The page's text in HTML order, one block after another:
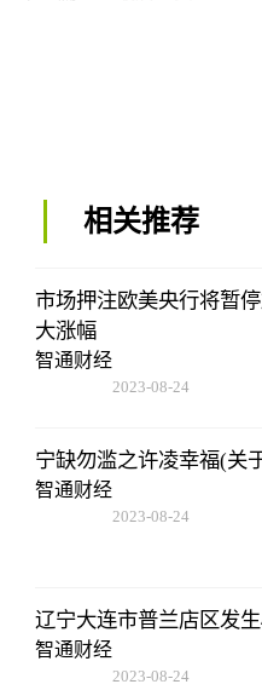
相关推荐
市场押注欧美央行将暂
大涨幅
智通财经
2023-08-24
宁缺勿滥之许凌幸福(关
智通财经
2023-08-24
辽宁大连市普兰店区发
智通财经
2023-08-24